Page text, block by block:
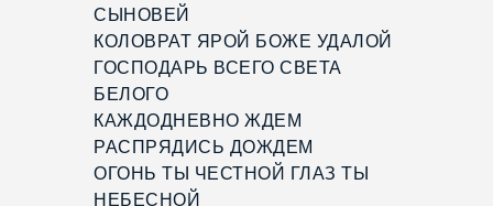
СЫНОВЕЙ
КОЛОВРАТ ЯРОЙ БОЖЕ УДАЛОЙ
ГОСПОДАРЬ ВСЕГО СВЕТА
БЕЛОГО
КАЖДОДНЕВНО ЖДЕМ
РАСПРЯДИСЬ ДОЖДЕМ
ОГОНЬ ТЫ ЧЕСТНОЙ ГЛАЗ ТЫ
НЕБЕСНОЙ